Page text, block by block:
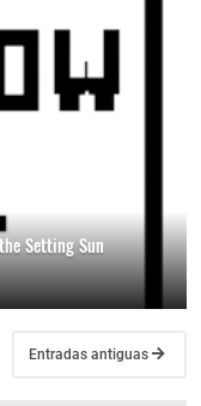
Setting Sun
Entradas antiguas